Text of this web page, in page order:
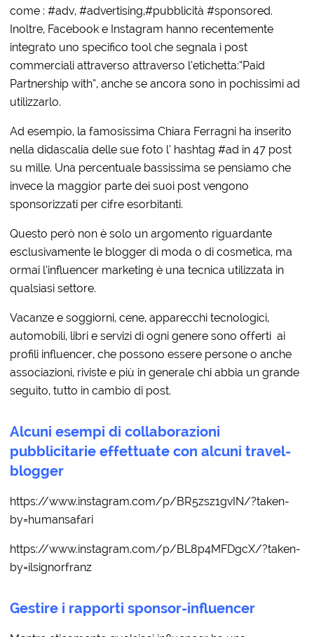
come : #adv, #advertising,#pubblicità #sponsored.
Inoltre, Facebook e Instagram hanno recentemente
integrato uno specifico tool che segnala i post
commerciali attraverso attraverso l’etichetta:“Paid
Partnership with”, anche se ancora sono in pochissimi ad
utilizzarlo.
Ad esempio, la famosissima Chiara Ferragni ha inserito
nella didascalia delle sue foto l’ hashtag #ad in 47 post
su mille. Una percentuale bassissima se pensiamo che
invece la maggior parte dei suoi post vengono
sponsorizzati per cifre esorbitanti.
Questo però non è solo un argomento riguardante
esclusivamente le blogger di moda o di cosmetica, ma
ormai l’influencer marketing è una tecnica utilizzata in
qualsiasi settore.
Vacanze e soggiorni, cene, apparecchi tecnologici,
automobili, libri e servizi di ogni genere sono offerti ai
profili influencer, che possono essere persone o anche
associazioni, riviste e più in generale chi abbia un grande
seguito, tutto in cambio di post.
Alcuni esempi di collaborazioni
pubblicitarie effettuate con alcuni travel-
blogger
https://www.instagram.com/p/BR5zsz1gvIN/?taken-
by=humansafari
https://www.instagram.com/p/BL8p4MFDgcX/?taken-
by=ilsignorfranz
Gestire i rapporti sponsor-influencer